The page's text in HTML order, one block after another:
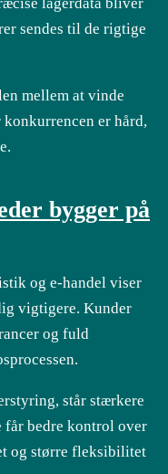
sendes til de rigtige
mellem at vinde
er hård,
bygger på
og e-handel viser
vigtigere. Kunder
og fuld
står stærkere
får bedre kontrol over
og større fleksibilitet